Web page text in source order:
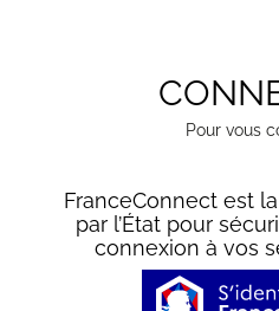
Pour vous
FranceConnect est
par l’État pour
connexion à vos